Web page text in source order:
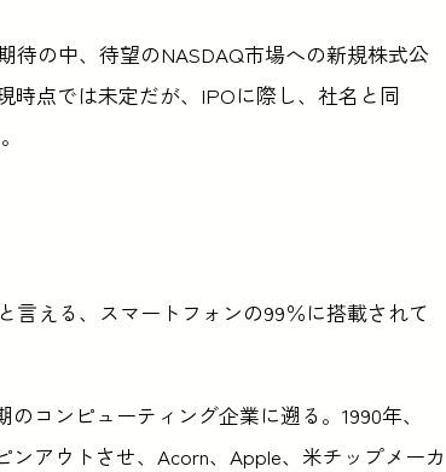
待の中、待望のNASDAQ市場への新規株式公
時点では未定だが、IPOに際し、社名と同
言える、スマートフォンの99％に搭載されて
コンピューティング企業に遡る。1990年、
ンアウトさせ、Acorn、Apple、米チップメーカ